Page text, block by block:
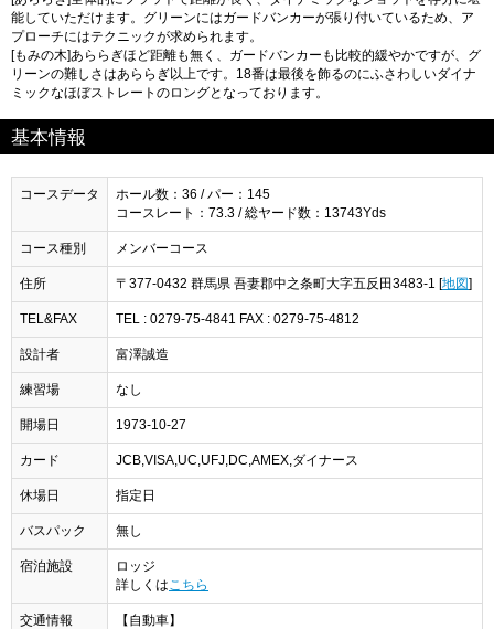
能していただけます。グリーンにはガードバンカーが張り付いているため、ア
プローチにはテクニックが求められます。
[もみの木]あららぎほど距離も無く、ガードバンカーも比較的緩やかですが、グ
リーンの難しさはあららぎ以上です。18番は最後を飾るのにふさわしいダイナ
ミックなほぼストレートのロングとなっております。
基本情報
コースデータ
ホール数：36 / パー：145
コースレート：73.3 / 総ヤード数：13743Yds
コース種別 メンバーコース
住所 〒377-0432 群馬県 吾妻郡中之条町大字五反田3483-1 [ 地図
TEL&FAX TEL : 0279-75-4841 FAX : 0279-75-4812
設計者 富澤誠造
練習場 なし
開場日 1973-10-27
カード JCB,VISA,UC,UFJ,DC,AMEX,ダイナース
休場日 指定日
バスパック 無し
宿泊施設
ロッジ
詳しくは こちら
交通情報
【自動車】